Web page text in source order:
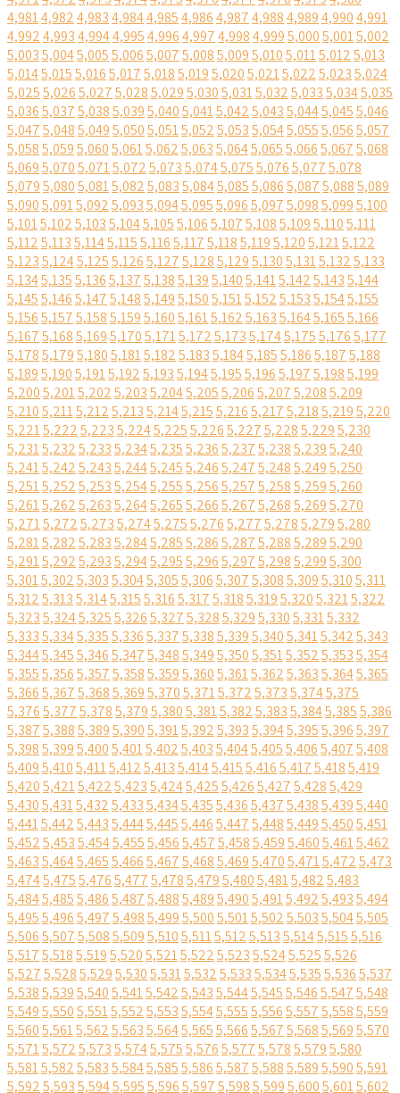
4,9814,9824,9834,9844,9854,9864,9874,9884,9894,9904,991
4,9924,9934,9944,9954,9964,9974,9984,9995,0005,0015,002
5,0035,0045,0055,0065,0075,0085,0095,0105,0115,0125,013
5,0145,0155,0165,0175,0185,0195,0205,0215,0225,0235,024
5,0255,0265,0275,0285,0295,0305,0315,0325,0335,0345,035
5,0365,0375,0385,0395,0405,0415,0425,0435,0445,0455,046
5,0475,0485,0495,0505,0515,0525,0535,0545,0555,0565,057
5,0585,0595,0605,0615,0625,0635,0645,0655,0665,0675,068
5,0695,0705,0715,0725,0735,0745,0755,0765,0775,078
5,0795,0805,0815,0825,0835,0845,0855,0865,0875,0885,089
5,0905,0915,0925,0935,0945,0955,0965,0975,0985,0995,100
5,1015,1025,1035,1045,1055,1065,1075,1085,1095,1105,111
5,1125,1135,1145,1155,1165,1175,1185,1195,1205,1215,122
5,1235,1245,1255,1265,1275,1285,1295,1305,1315,1325,133
5,1345,1355,1365,1375,1385,1395,1405,1415,1425,1435,144
5,1455,1465,1475,1485,1495,1505,1515,1525,1535,1545,155
5,1565,1575,1585,1595,1605,1615,1625,1635,1645,1655,166
5,1675,1685,1695,1705,1715,1725,1735,1745,1755,1765,177
5,1785,1795,1805,1815,1825,1835,1845,1855,1865,1875,188
5,1895,1905,1915,1925,1935,1945,1955,1965,1975,1985,199
5,2005,2015,2025,2035,2045,2055,2065,2075,2085,209
5,2105,2115,2125,2135,2145,2155,2165,2175,2185,2195,220
5,2215,2225,2235,2245,2255,2265,2275,2285,2295,230
5,2315,2325,2335,2345,2355,2365,2375,2385,2395,240
5,2415,2425,2435,2445,2455,2465,2475,2485,2495,250
5,2515,2525,2535,2545,2555,2565,2575,2585,2595,260
5,2615,2625,2635,2645,2655,2665,2675,2685,2695,270
5,2715,2725,2735,2745,2755,2765,2775,2785,2795,280
5,2815,2825,2835,2845,2855,2865,2875,2885,2895,290
5,2915,2925,2935,2945,2955,2965,2975,2985,2995,300
5,3015,3025,3035,3045,3055,3065,3075,3085,3095,3105,311
5,3125,3135,3145,3155,3165,3175,3185,3195,3205,3215,322
5,3235,3245,3255,3265,3275,3285,3295,3305,3315,332
5,3335,3345,3355,3365,3375,3385,3395,3405,3415,3425,343
5,3445,3455,3465,3475,3485,3495,3505,3515,3525,3535,354
5,3555,3565,3575,3585,3595,3605,3615,3625,3635,3645,365
5,3665,3675,3685,3695,3705,3715,3725,3735,3745,375
5,3765,3775,3785,3795,3805,3815,3825,3835,3845,3855,386
5,3875,3885,3895,3905,3915,3925,3935,3945,3955,3965,397
5,3985,3995,4005,4015,4025,4035,4045,4055,4065,4075,408
5,4095,4105,4115,4125,4135,4145,4155,4165,4175,4185,419
5,4205,4215,4225,4235,4245,4255,4265,4275,4285,429
5,4305,4315,4325,4335,4345,4355,4365,4375,4385,4395,440
5,4415,4425,4435,4445,4455,4465,4475,4485,4495,4505,451
5,4525,4535,4545,4555,4565,4575,4585,4595,4605,4615,462
5,4635,4645,4655,4665,4675,4685,4695,4705,4715,4725,473
5,4745,4755,4765,4775,4785,4795,4805,4815,4825,483
5,4845,4855,4865,4875,4885,4895,4905,4915,4925,4935,494
5,4955,4965,4975,4985,4995,5005,5015,5025,5035,5045,505
5,5065,5075,5085,5095,5105,5115,5125,5135,5145,5155,516
5,5175,5185,5195,5205,5215,5225,5235,5245,5255,526
5,5275,5285,5295,5305,5315,5325,5335,5345,5355,5365,537
5,5385,5395,5405,5415,5425,5435,5445,5455,5465,5475,548
5,5495,5505,5515,5525,5535,5545,5555,5565,5575,5585,559
5,5605,5615,5625,5635,5645,5655,5665,5675,5685,5695,570
5,5715,5725,5735,5745,5755,5765,5775,5785,5795,580
5,5815,5825,5835,5845,5855,5865,5875,5885,5895,5905,591
5,5925,5935,5945,5955,5965,5975,5985,5995,6005,6015,602